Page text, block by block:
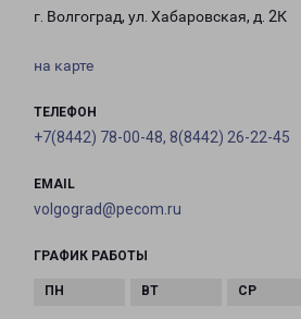
г. Волгоград, ул. Хабаровская, д. 2К
на карте
ТЕЛЕФОН
+7(8442) 78-00-48, 8(8442) 26-22-45
EMAIL
volgograd@pecom.ru
ГРАФИК РАБОТЫ